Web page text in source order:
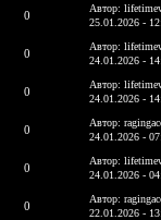
0
Автор:
25.01.2026 -
0
Автор:
24.01.2026 -
0
Автор:
24.01.2026 -
0
Автор:
24.01.2026 -
0
Автор:
24.01.2026 -
0
Автор:
22.01.2026 -